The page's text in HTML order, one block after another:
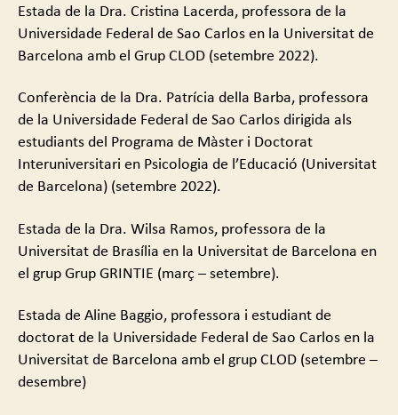
Estada de la Dra. Cristina Lacerda, professora de la
Universidade Federal de Sao Carlos en la Universitat de
Barcelona amb el Grup CLOD (setembre 2022).
Conferència de la Dra. Patrícia della Barba, professora
de la Universidade Federal de Sao Carlos dirigida als
estudiants del Programa de Màster i Doctorat
Interuniversitari en Psicologia de l’Educació (Universitat
de Barcelona) (setembre 2022).
Estada de la Dra. Wilsa Ramos, professora de la
Universitat de Brasília en la Universitat de Barcelona en
el grup Grup GRINTIE (març – setembre).
Estada de Aline Baggio, professora i estudiant de
doctorat de la Universidade Federal de Sao Carlos en la
Universitat de Barcelona amb el grup CLOD (setembre –
desembre)